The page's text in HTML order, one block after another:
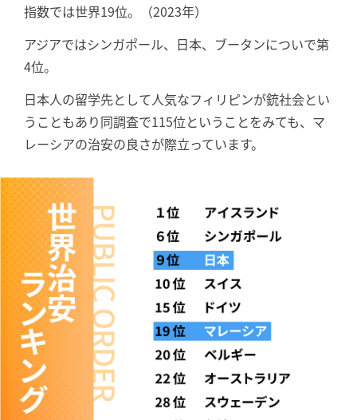
指数では世界19位。（2023年）
アジアではシンガポール、⽇本、ブータンについで第
4位。
日本人の留学先として人気なフィリピンが銃社会とい
うこともあり同調査で115位ということをみても、マ
レーシアの治安の良さが際⽴っています。